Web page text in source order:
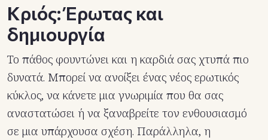
Κριός: Έρωτας και
δημιουργία
Το πάθος φουντώνει και η καρδιά σας χτυπά πιο
δυνατά. Μπορεί να ανοίξει ένας νέος ερωτικός
κύκλος, να κάνετε μια γνωριμία που θα σας
αναστατώσει ή να ξαναβρείτε τον ενθουσιασμό
σε μια υπάρχουσα σχέση. Παράλληλα, η